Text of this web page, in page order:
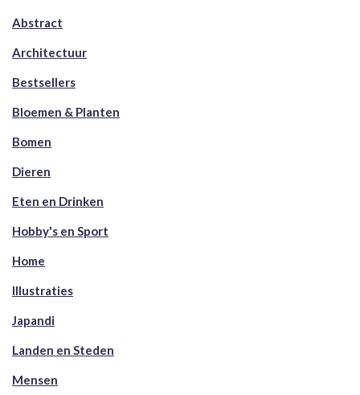
Abstract
Architectuur
Bestsellers
Bloemen & Planten
Bomen
Dieren
Eten en Drinken
Hobby's en Sport
Home
Illustraties
Japandi
Landen en Steden
Mensen